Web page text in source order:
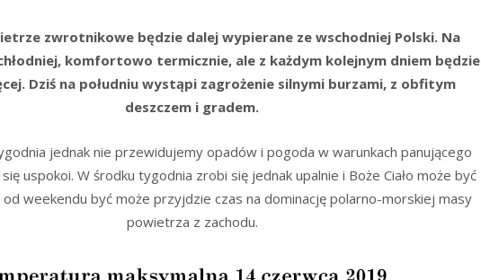
zwrotnikowe będzie dalej wypierane ze wschodniej Polski. Na
komfortowo termicznie, ale z każdym kolejnym dniem będzie
Dziś na południu wystąpi zagrożenie silnymi burzami, z obfitym
deszczem i gradem.
jednak nie przewidujemy opadów i pogoda w warunkach panującego
uspokoi. W środku tygodnia zrobi się jednak upalnie i Boże Ciało może być
od weekendu być może przyjdzie czas na dominację polarno-morskiej masy
powietrza z zachodu.